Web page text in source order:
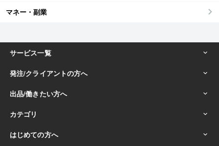
マネー・副業